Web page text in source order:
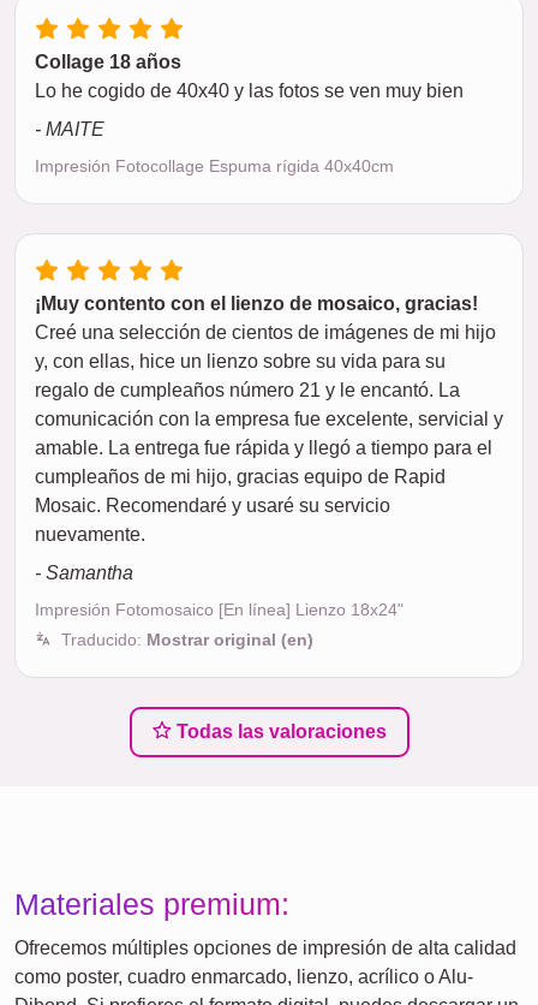
Collage 18 años
Lo he cogido de 40x40 y las fotos se ven muy bien
- MAITE
Impresión Fotocollage Espuma rígida 40x40cm
¡Muy contento con el lienzo de mosaico, gracias!
Creé una selección de cientos de imágenes de mi hijo
y, con ellas, hice un lienzo sobre su vida para su
regalo de cumpleaños número 21 y le encantó. La
comunicación con la empresa fue excelente, servicial y
amable. La entrega fue rápida y llegó a tiempo para el
cumpleaños de mi hijo, gracias equipo de Rapid
Mosaic. Recomendaré y usaré su servicio
nuevamente.
- Samantha
Impresión Fotomosaico [En línea] Lienzo 18x24"
Traducido: Mostrar original (en)
Todas las valoraciones
Materiales premium:
Ofrecemos múltiples opciones de impresión de alta calidad
como poster, cuadro enmarcado, lienzo, acrílico o Alu-